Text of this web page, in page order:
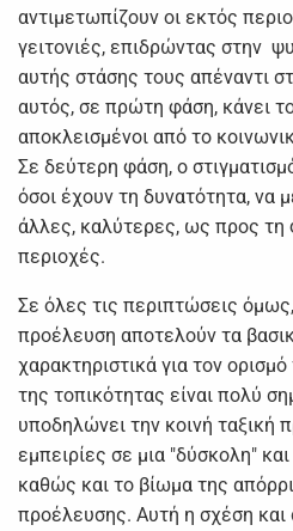
αντιμετωπίζουν οι εκτός
γειτονιές, επιδρώντας στην
αυτής στάσης τους απέναντι
αυτός, σε πρώτη φάση, κάνει
αποκλεισμένοι από το
Σε δεύτερη φάση, ο
όσοι έχουν τη δυνατότητα, να
άλλες, καλύτερες, ως προς τη
περιοχές.
Σε όλες τις περιπτώσεις
προέλευση αποτελούν τα
χαρακτηριστικά για τον
της τοπικότητας είναι πολύ
υποδηλώνει την κοινή ταξική
εμπειρίες σε μια "δύσκολη"
καθώς και το βίωμα της
προέλευσης. Αυτή η σχέση και